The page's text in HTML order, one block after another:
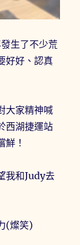
生了不少荒
好好、認真
大家精神喊
西湖捷運站
鮮！
我和Judy去
(燦笑)